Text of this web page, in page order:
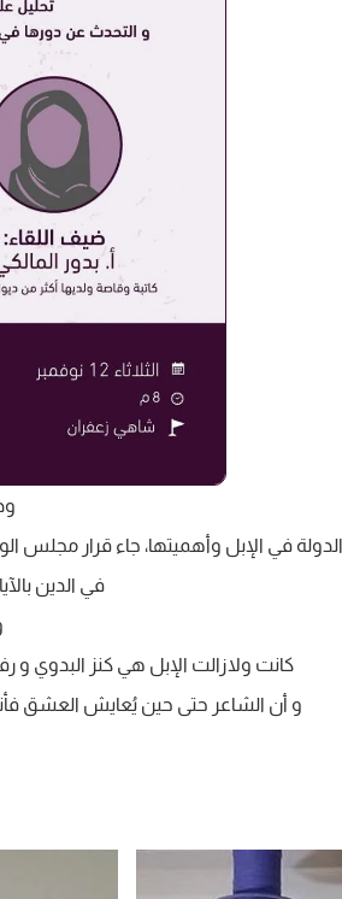
في الإبل وأهميتها، جاء قرار مجلس
في الدين
‏كانت ولازالت الإبل هي كنز البدوي و
‏و أن الشاعر حتى حين يُعايش العشق